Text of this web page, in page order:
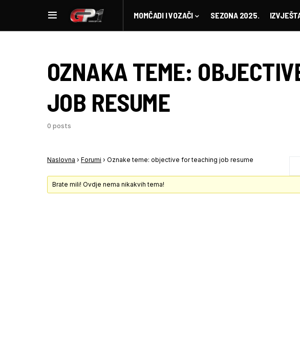
MOMČADI I VOZAČI SEZONA 2025.
OZNAKA TEME:
JOB RESUME
0 posts
Naslovna › Forumi › Oznake teme: objective for teaching job resume
Brate mili! Ovdje nema nikakvih tema!